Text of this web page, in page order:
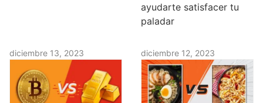
ayudarte satisfacer tu
paladar
diciembre 13, 2023 diciembre 12, 2023